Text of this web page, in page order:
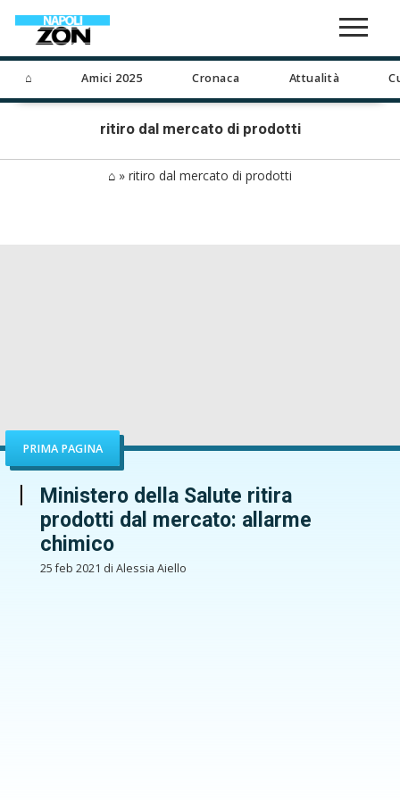
⌂ Amici 2025 Cronaca Attualità
ritiro dal mercato di prodotti
⌂ » ritiro dal mercato di prodotti
PRIMA PAGINA
Ministero della Salute ritira
prodotti dal mercato: allarme
chimico
25 feb 2021 di Alessia Aiello